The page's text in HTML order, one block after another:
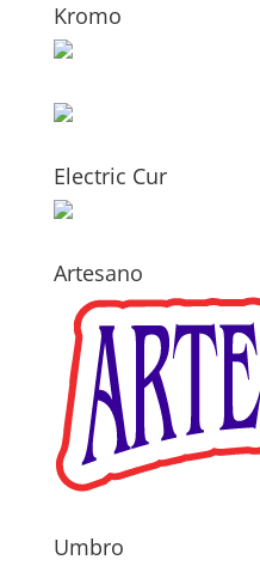
Kromo
Electric Cur
Artesano
Umbro